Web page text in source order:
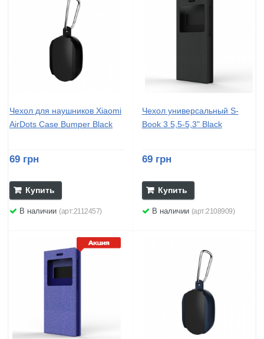
Чехол для наушников Xiaomi
AirDots Case Bumper Black
69 грн
Купить
В наличии (арт:2112457)
Чехол универсальный S-
Book 3 5,5-5,3" Black
69 грн
Купить
В наличии (арт:2108909)